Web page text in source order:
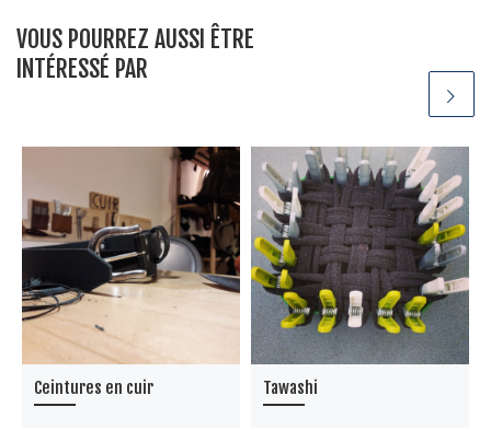
VOUS POURREZ AUSSI ÊTRE
INTÉRESSÉ PAR
Ceintures en cuir Tawashi